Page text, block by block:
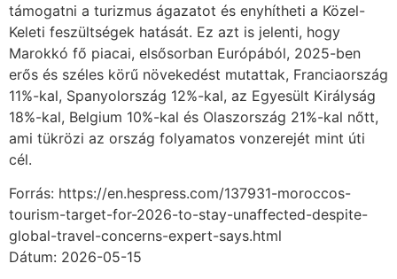
támogatni a turizmus ágazatot és enyhítheti a Közel-
Keleti feszültségek hatását. Ez azt is jelenti, hogy
Marokkó fő piacai, elsősorban Európából, 2025-ben
erős és széles körű növekedést mutattak, Franciaország
11%-kal, Spanyolország 12%-kal, az Egyesült Királyság
18%-kal, Belgium 10%-kal és Olaszország 21%-kal nőtt,
ami tükrözi az ország folyamatos vonzerejét mint úti
cél.
Forrás: https://en.hespress.com/137931-moroccos-
tourism-target-for-2026-to-stay-unaffected-despite-
global-travel-concerns-expert-says.html
Dátum: 2026-05-15